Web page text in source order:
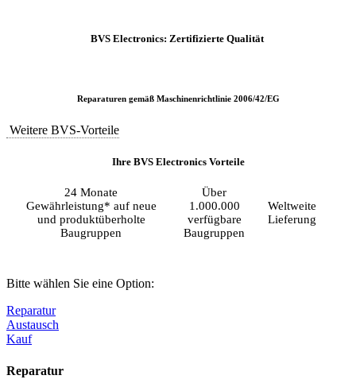
BVS Electronics: Zertifizierte Qualität
Reparaturen gemäß Maschinenrichtlinie 2006/42/EG
Weitere BVS-Vorteile
Ihre BVS Electronics Vorteile
24 Monate
Gewährleistung* auf neue
und produktüberholte
Baugruppen
Über
1.000.000
verfügbare
Baugruppen
Weltweite
Lieferung
Bitte wählen Sie eine Option:
Reparatur
Austausch
Kauf
Reparatur